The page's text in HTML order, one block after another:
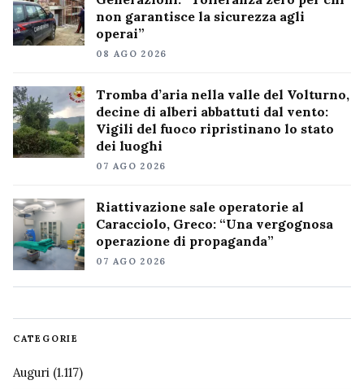
non garantisce la sicurezza agli
operai”
08 AGO 2026
Tromba d’aria nella valle del Volturno,
decine di alberi abbattuti dal vento:
Vigili del fuoco ripristinano lo stato
dei luoghi
07 AGO 2026
Riattivazione sale operatorie al
Caracciolo, Greco: “Una vergognosa
operazione di propaganda”
07 AGO 2026
CATEGORIE
Auguri (1.117)